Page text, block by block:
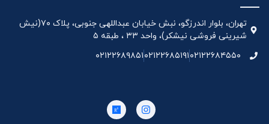
تهران، بلوار اندرزگو، نبش خیابان عبداللهی جنوبی، پلاک ۷۰(نیش
شیرینی فروشی نیشکر)، واحد ۳۳ ، طبقه ۵
۰۲۱۲۲۶۸۴۵۵۰۰۲۱۲۲۶۸۵۱۹۱۰۲۱۲۲۶۸۹۸۵۱